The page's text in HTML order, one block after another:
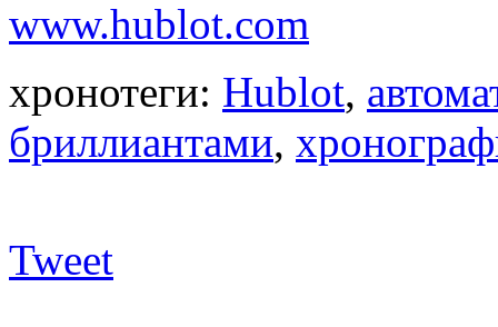
www.hublot.com
хронотеги: Hublot,
бриллиантами,
Tweet